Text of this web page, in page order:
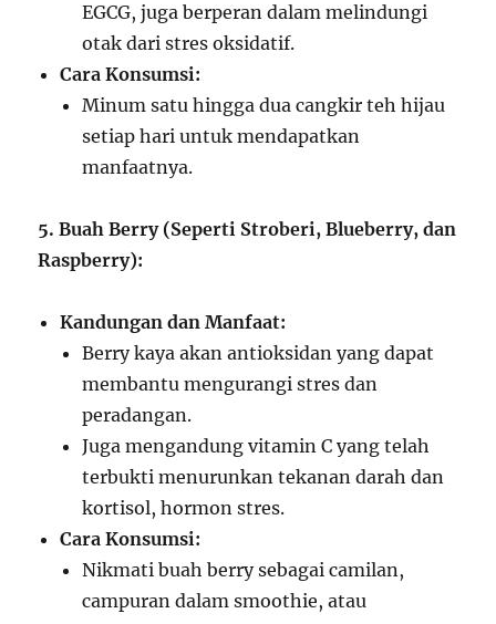
EGCG, juga berperan dalam melindungi
otak dari stres oksidatif.
Cara Konsumsi:
Minum satu hingga dua cangkir teh hijau
setiap hari untuk mendapatkan
manfaatnya.
5. Buah Berry (Seperti Stroberi, Blueberry, dan
Raspberry):
Kandungan dan Manfaat:
Berry kaya akan antioksidan yang dapat
membantu mengurangi stres dan
peradangan.
Juga mengandung vitamin C yang telah
terbukti menurunkan tekanan darah dan
kortisol, hormon stres.
Cara Konsumsi:
Nikmati buah berry sebagai camilan,
campuran dalam smoothie, atau